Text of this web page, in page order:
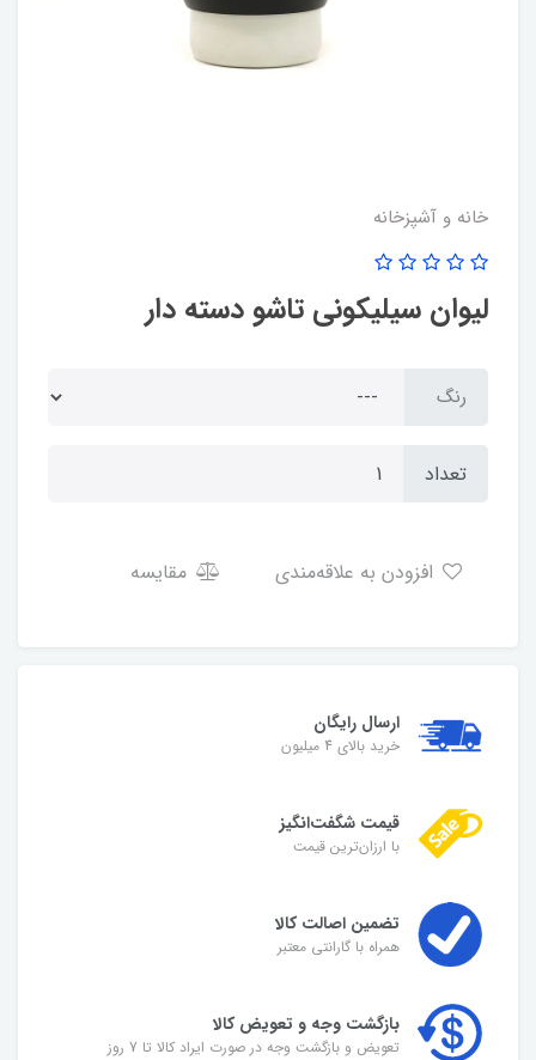
خانه و آشپزخانه
لیوان سیلیکونی تاشو دسته دار
رنگ
تعداد
مقایسه
ارسال رایگان
خرید بالای 4 میلیون
قیمت شگفت‌انگیز
با ارزان‌ترین قیمت
تضمین اصالت کالا
همراه با گارانتی معتبر
بازگشت وجه و تعویض کالا
تعویض و بازگشت وجه در صورت ایراد کالا تا 7 روز